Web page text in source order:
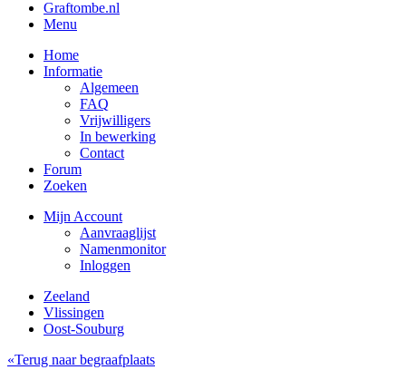
Graftombe.nl
Menu
Home
Informatie
Algemeen
FAQ
Vrijwilligers
In bewerking
Contact
Forum
Zoeken
Mijn Account
Aanvraaglijst
Namenmonitor
Inloggen
Zeeland
Vlissingen
Oost-Souburg
«Terug naar begraafplaats